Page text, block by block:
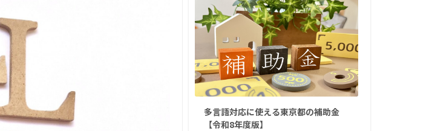
多言語対応に使える東京都の補助金
【令和8年度版】